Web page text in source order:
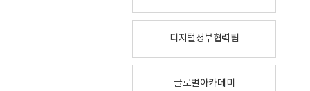
디지털정부협력팀
글로벌아카데미